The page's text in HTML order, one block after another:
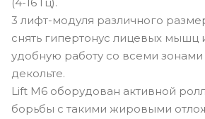
3 лифт-модуля различного
снять гипертонус лицевых мышц
удобную работу со всеми
декольте.
Lift M6 оборудован активной
борьбы с такими жировыми